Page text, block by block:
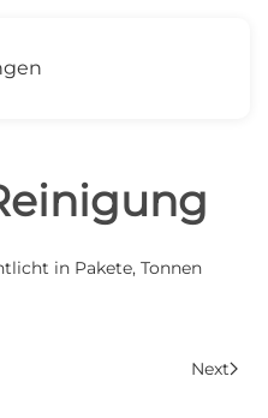
in Pakete, Tonnen
Next